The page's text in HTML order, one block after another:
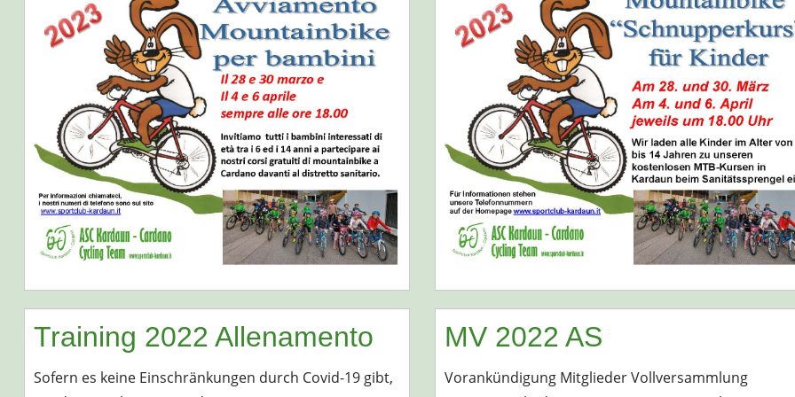
Training 2022 Allenamento
Sofern es keine Einschränkungen durch Covid-19 gibt,
MV 2022 AS
Vorankündigung Mitglieder Vollversammlung